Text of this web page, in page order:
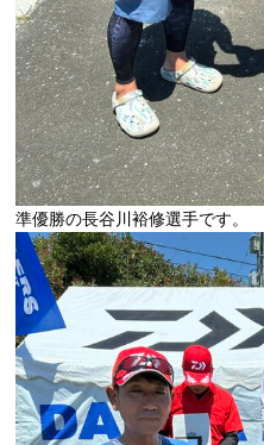
準優勝の長谷川裕修選手です。